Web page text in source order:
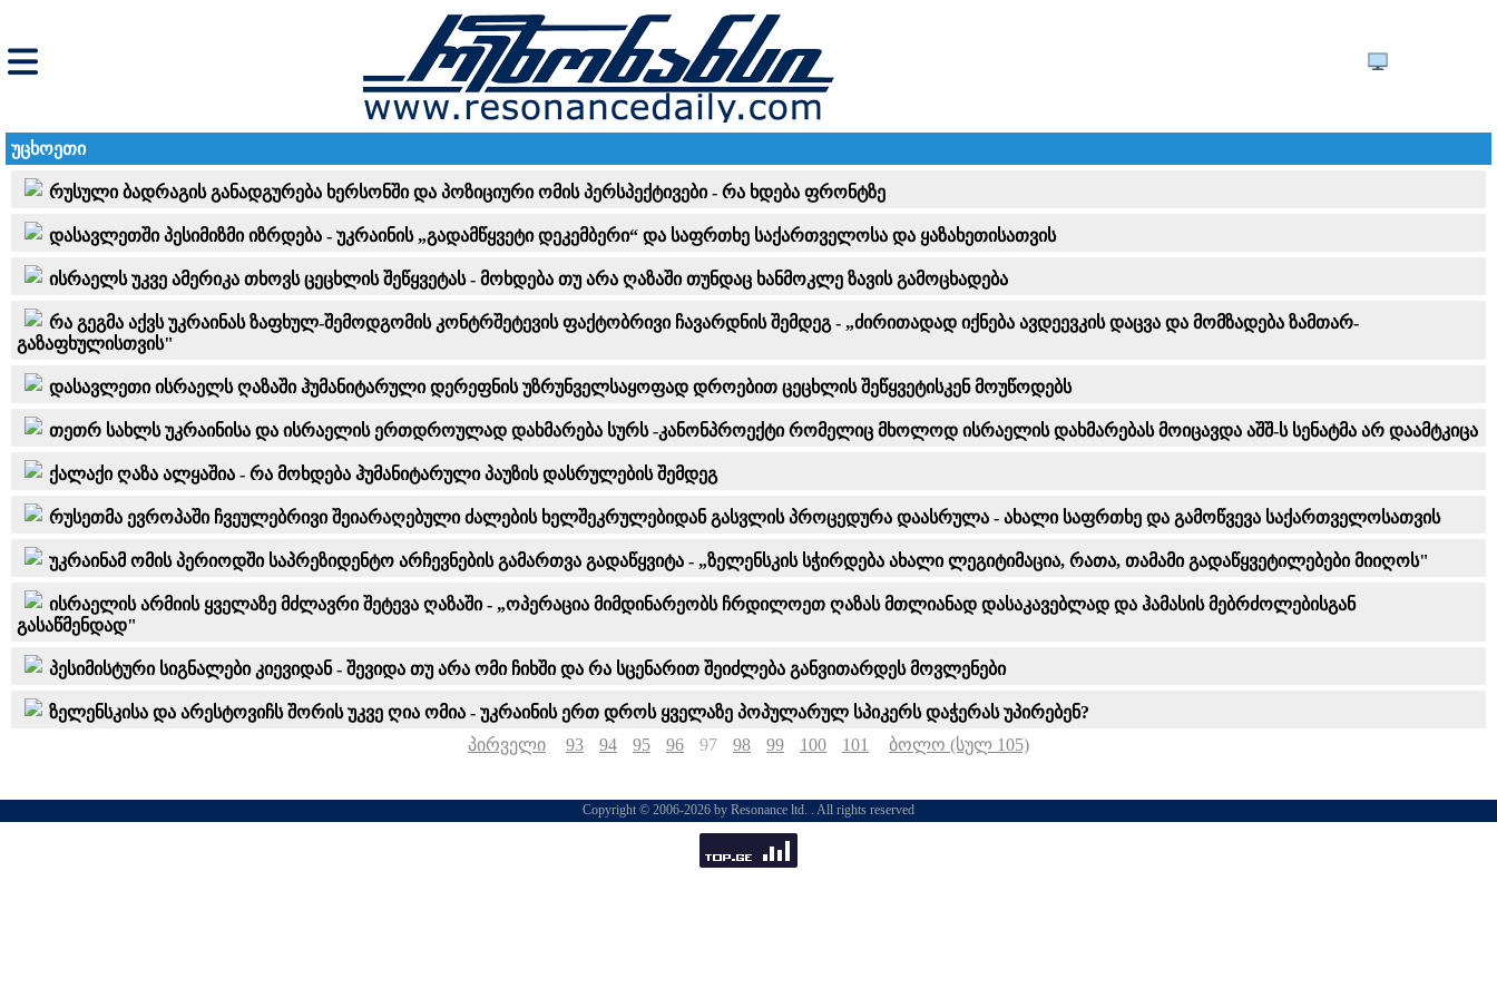
უცხოეთი
რუსული ბადრაგის განადგურება ხერსონში და პოზიციური ომის პერსპექტივები - რა ხდება ფრონტზე
დასავლეთში პესიმიზმი იზრდება - უკრაინის „გადამწყვეტი დეკემბერი“ და საფრთხე საქართველოსა და ყაზახეთისათვის
ისრაელს უკვე ამერიკა თხოვს ცეცხლის შეწყვეტას - მოხდება თუ არა ღაზაში თუნდაც ხანმოკლე ზავის გამოცხადება
რა გეგმა აქვს უკრაინას ზაფხულ-შემოდგომის კონტრშეტევის ფაქტობრივი ჩავარდნის შემდეგ - „ძირითადად იქნება ავდეევკის დაცვა და მომზადება ზამთარ-
გაზაფხულისთვის"
დასავლეთი ისრაელს ღაზაში ჰუმანიტარული დერეფნის უზრუნველსაყოფად დროებით ცეცხლის შეწყვეტისკენ მოუწოდებს
თეთრ სახლს უკრაინისა და ისრაელის ერთდროულად დახმარება სურს -კანონპროექტი რომელიც მხოლოდ ისრაელის დახმარებას მოიცავდა აშშ-ს სენატმა არ დაამტკიცა
ქალაქი ღაზა ალყაშია - რა მოხდება ჰუმანიტარული პაუზის დასრულების შემდეგ
რუსეთმა ევროპაში ჩვეულებრივი შეიარაღებული ძალების ხელშეკრულებიდან გასვლის პროცედურა დაასრულა - ახალი საფრთხე და გამოწვევა საქართველოსათვის
უკრაინამ ომის პერიოდში საპრეზიდენტო არჩევნების გამართვა გადაწყვიტა - „ზელენსკის სჭირდება ახალი ლეგიტიმაცია, რათა, თამამი გადაწყვეტილებები მიიღოს"
ისრაელის არმიის ყველაზე მძლავრი შეტევა ღაზაში - „ოპერაცია მიმდინარეობს ჩრდილოეთ ღაზას მთლიანად დასაკავებლად და ჰამასის მებრძოლებისგან
გასაწმენდად"
პესიმისტური სიგნალები კიევიდან - შევიდა თუ არა ომი ჩიხში და რა სცენარით შეიძლება განვითარდეს მოვლენები
ზელენსკისა და არესტოვიჩს შორის უკვე ღია ომია - უკრაინის ერთ დროს ყველაზე პოპულარულ სპიკერს დაჭერას უპირებენ?
პირველი
93 94 95 96 97 98 99 100 101 ბოლო (სულ 105)
Copyright © 2006-2026 by Resonance ltd. . All rights reserved